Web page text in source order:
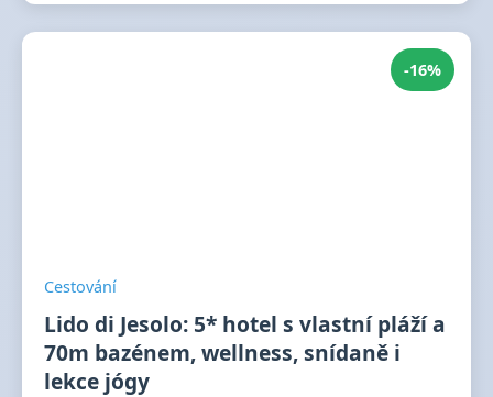
-16%
Cestování
Lido di Jesolo: 5* hotel s vlastní pláží a
70m bazénem, wellness, snídaně i
lekce jógy